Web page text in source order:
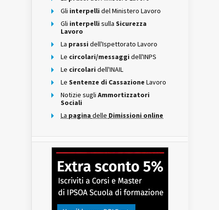
Gli interpelli del Ministero Lavoro
Gli interpelli sulla Sicurezza
Lavoro
La prassi dell'Ispettorato Lavoro
Le circolari/messaggi dell'INPS
Le circolari dell'INAIL
Le Sentenze di Cassazione Lavoro
Notizie sugli Ammortizzatori
Sociali
La pagina delle Dimissioni online